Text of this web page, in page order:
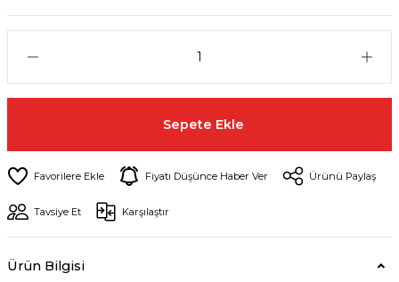
Sepete Ekle
Fiyatı Düşünce Haber Ver Ürünü Paylaş
Tavsiye Et Karşılaştır
Ürün Bilgisi